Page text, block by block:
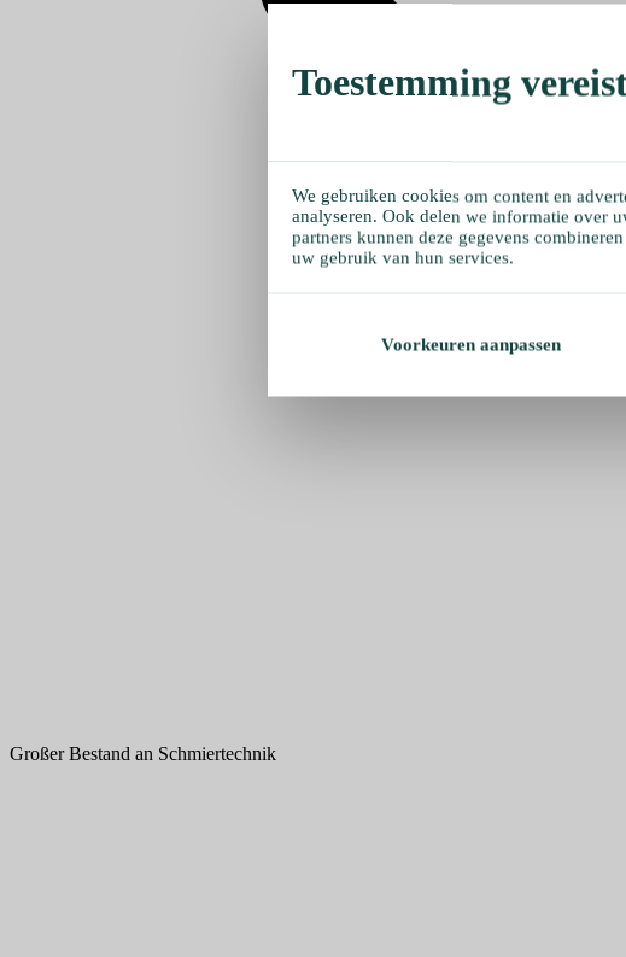
Großer Bestand an Schmiertechnik
Toestemming
We gebruiken cookies om content en
analyseren. Ook delen we informatie over
partners kunnen deze gegevens
uw gebruik van hun services.
Voorkeuren aanpassen